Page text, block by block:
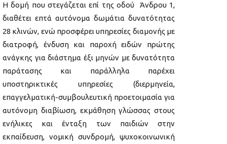
Η δομή που στεγάζεται επί της οδού Άνδρου 1,
διαθέτει επτά αυτόνομα δωμάτια δυνατότητας
28 κλινών, ενώ προσφέρει υπηρεσίες διαμονής με
διατροφή, ένδυση και παροχή ειδών πρώτης
ανάγκης για διάστημα έξι μηνών με δυνατότητα
παράτασης και παράλληλα παρέχει
υποστηρικτικές υπηρεσίες (διερμηνεία,
επαγγελματική-συμβουλευτική προετοιμασία για
αυτόνομη διαβίωση, εκμάθηση γλώσσας στους
ενήλικες και ένταξη των παιδιών στην
εκπαίδευση, νομική συνδρομή, ψυχοκοινωνική